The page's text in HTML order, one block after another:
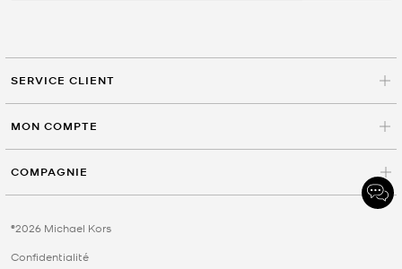
SERVICE CLIENT
MON COMPTE
COMPAGNIE
©2026 Michael Kors
Confidentialité